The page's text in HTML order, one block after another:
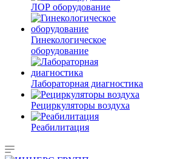
ЛОР оборудование
Гинекологическое
оборудование
Лабораторная диагностика
Рециркуляторы воздуха
Реабилитация